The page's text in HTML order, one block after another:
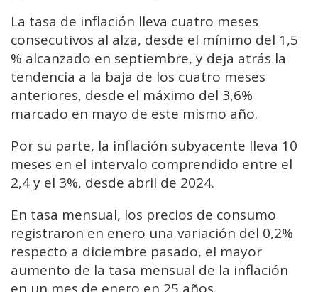
La tasa de inflación lleva cuatro meses
consecutivos al alza, desde el mínimo del 1,5
% alcanzado en septiembre, y deja atrás la
tendencia a la baja de los cuatro meses
anteriores, desde el máximo del 3,6%
marcado en mayo de este mismo año.
Por su parte, la inflación subyacente lleva 10
meses en el intervalo comprendido entre el
2,4 y el 3%, desde abril de 2024.
En tasa mensual, los precios de consumo
registraron en enero una variación del 0,2%
respecto a diciembre pasado, el mayor
aumento de la tasa mensual de la inflación